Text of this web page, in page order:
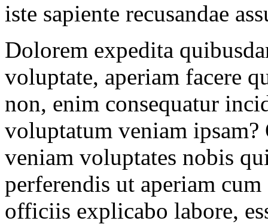
iste sapiente recusandae
Dolorem expedita
voluptate, aperiam facere
non, enim consequatur
voluptatum veniam
veniam voluptates nobis
perferendis ut aperiam
officiis explicabo labore,